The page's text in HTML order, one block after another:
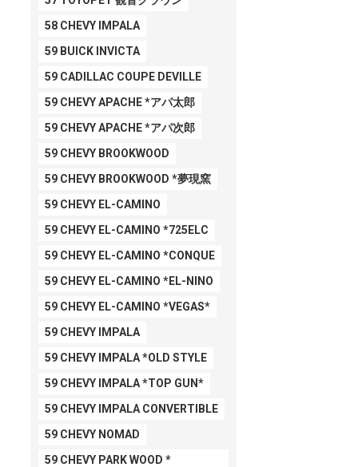
58 CHEVY IMPALA
59 BUICK INVICTA
59 CADILLAC COUPE DEVILLE
59 CHEVY APACHE *アパ太郎
59 CHEVY APACHE *アパ次郎
59 CHEVY BROOKWOOD
59 CHEVY BROOKWOOD *夢現窯
59 CHEVY EL-CAMINO
59 CHEVY EL-CAMINO *725ELC
59 CHEVY EL-CAMINO *CONQUE
59 CHEVY EL-CAMINO *EL-NINO
59 CHEVY EL-CAMINO *VEGAS*
59 CHEVY IMPALA
59 CHEVY IMPALA *OLD STYLE
59 CHEVY IMPALA *TOP GUN*
59 CHEVY IMPALA CONVERTIBLE
59 CHEVY NOMAD
59 CHEVY PARK WOOD *